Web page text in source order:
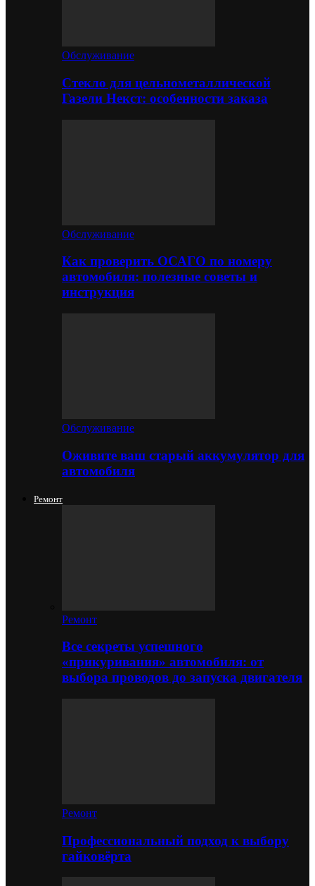
Обслуживание
Стекло для цельнометаллической
Газели Некст: особенности заказа
Обслуживание
Как проверить ОСАГО по номеру
автомобиля: полезные советы и
инструкция
Обслуживание
Оживите ваш старый аккумулятор для
автомобиля
Ремонт
Ремонт
Все секреты успешного
«прикуривания» автомобиля: от
выбора проводов до запуска двигателя
Ремонт
Профессиональный подход к выбору
гайковёрта